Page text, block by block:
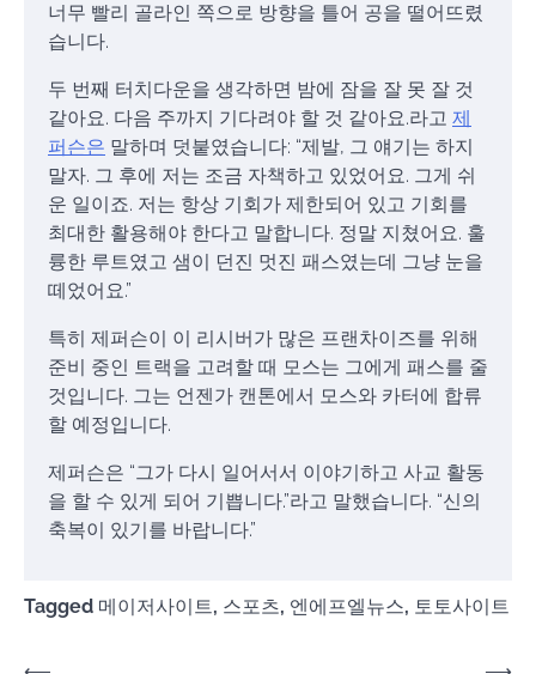
너무 빨리 골라인 쪽으로 방향을 틀어 공을 떨어뜨렸
습니다.
두 번째 터치다운을 생각하면 밤에 잠을 잘 못 잘 것
같아요. 다음 주까지 기다려야 할 것 같아요.라고 제
퍼슨은 말하며 덧붙였습니다: “제발, 그 얘기는 하지
말자. 그 후에 저는 조금 자책하고 있었어요. 그게 쉬
운 일이죠. 저는 항상 기회가 제한되어 있고 기회를
최대한 활용해야 한다고 말합니다. 정말 지쳤어요. 훌
륭한 루트였고 샘이 던진 멋진 패스였는데 그냥 눈을
떼었어요.”
특히 제퍼슨이 이 리시버가 많은 프랜차이즈를 위해
준비 중인 트랙을 고려할 때 모스는 그에게 패스를 줄
것입니다. 그는 언젠가 캔톤에서 모스와 카터에 합류
할 예정입니다.
제퍼슨은 “그가 다시 일어서서 이야기하고 사교 활동
을 할 수 있게 되어 기쁩니다.”라고 말했습니다. “신의
축복이 있기를 바랍니다.”
Tagged 메이저사이트, 스포츠, 엔에프엘뉴스, 토토사이트